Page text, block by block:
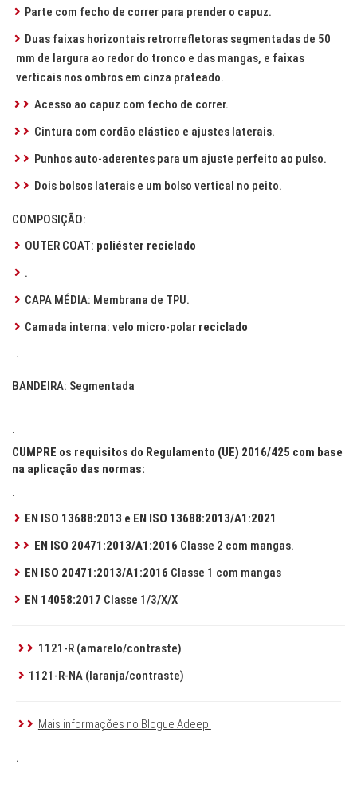
Parte com fecho de correr para prender o capuz.
Duas faixas horizontais retrorrefletoras segmentadas de 50
mm de largura ao redor do tronco e das mangas, e faixas
verticais nos ombros em cinza prateado.
Acesso ao capuz com fecho de correr.
Cintura com cordão elástico e ajustes laterais.
Punhos auto-aderentes para um ajuste perfeito ao pulso.
Dois bolsos laterais e um bolso vertical no peito.
COMPOSIÇÃO:
OUTER COAT: poliéster reciclado
.
CAPA MÉDIA: Membrana de TPU.
Camada interna: velo micro-polar reciclado
.
BANDEIRA: Segmentada
.
CUMPRE os requisitos do Regulamento (UE) 2016/425 com base
na aplicação das normas:
.
EN ISO 13688:2013 e EN ISO 13688:2013/A1:2021
EN ISO 20471:2013/A1:2016 Classe 2 com mangas.
EN ISO 20471:2013/A1:2016 Classe 1 com mangas
EN 14058:2017 Classe 1/3/X/X
1121-R (amarelo/contraste)
1121-R-NA (laranja/contraste)
Mais informações no Blogue Adeepi
.